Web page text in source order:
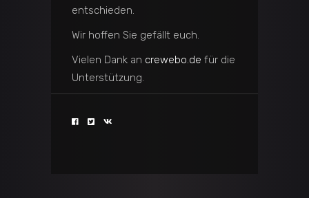
entschieden.
Wir hoffen Sie gefällt euch.
Vielen Dank an crewebo.de für die
Unterstützung.